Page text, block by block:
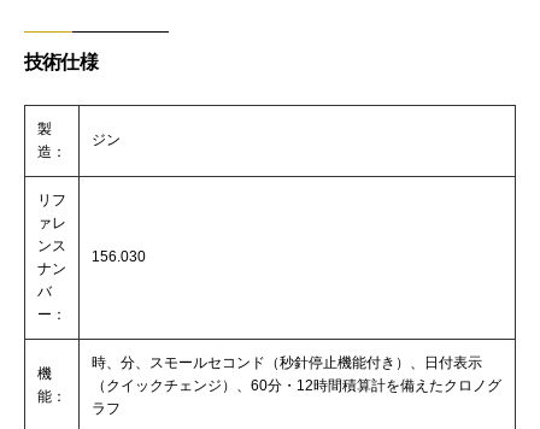
技術仕様
製
造：
ジン
リフ
ァレ
ンス
ナン
バ
ー：
156.030
機
能：
時、分、スモールセコンド（秒針停止機能付き）、日付表示
（クイックチェンジ）、60分・12時間積算計を備えたクロノグ
ラフ